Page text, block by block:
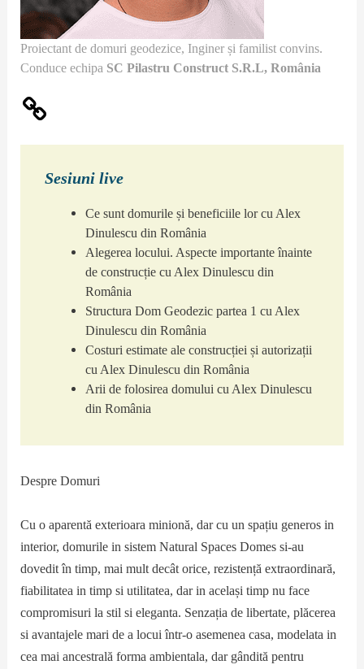
Proiectant de domuri geodezice, Inginer și familist convins.
Conduce echipa SC Pilastru Construct S.R.L, România
Sesiuni live
Ce sunt domurile și beneficiile lor cu Alex
Dinulescu din România
Alegerea locului. Aspecte importante înainte
de construcție cu Alex Dinulescu din
România
Structura Dom Geodezic partea 1 cu Alex
Dinulescu din România
Costuri estimate ale construcției și autorizații
cu Alex Dinulescu din România
Arii de folosirea domului cu Alex Dinulescu
din România
Despre Domuri
Cu o aparentă exterioara minionă, dar cu un spațiu generos in
interior, domurile in sistem Natural Spaces Domes si-au
dovedit în timp, mai mult decât orice, rezistență extraordinară,
fiabilitatea in timp si utilitatea, dar in același timp nu face
compromisuri la stil si eleganta. Senzația de libertate, plăcerea
si avantajele mari de a locui într-o asemenea casa, modelata in
cea mai ancestrală forma ambientala, dar gândită pentru